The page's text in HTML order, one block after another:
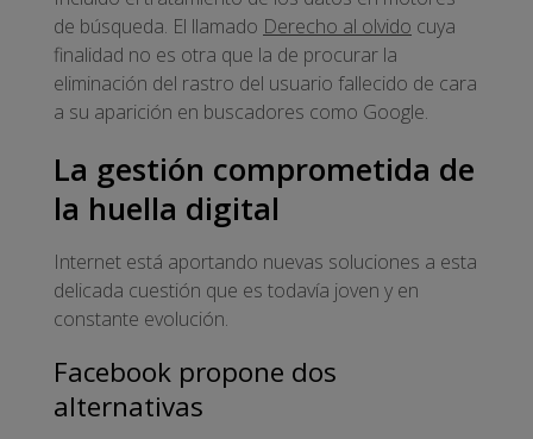
de búsqueda. El llamado Derecho al olvido cuya
finalidad no es otra que la de procurar la
eliminación del rastro del usuario fallecido de cara
a su aparición en buscadores como Google.
La gestión comprometida de
la huella digital
Internet está aportando nuevas soluciones a esta
delicada cuestión que es todavía joven y en
constante evolución.
Facebook propone dos
alternativas